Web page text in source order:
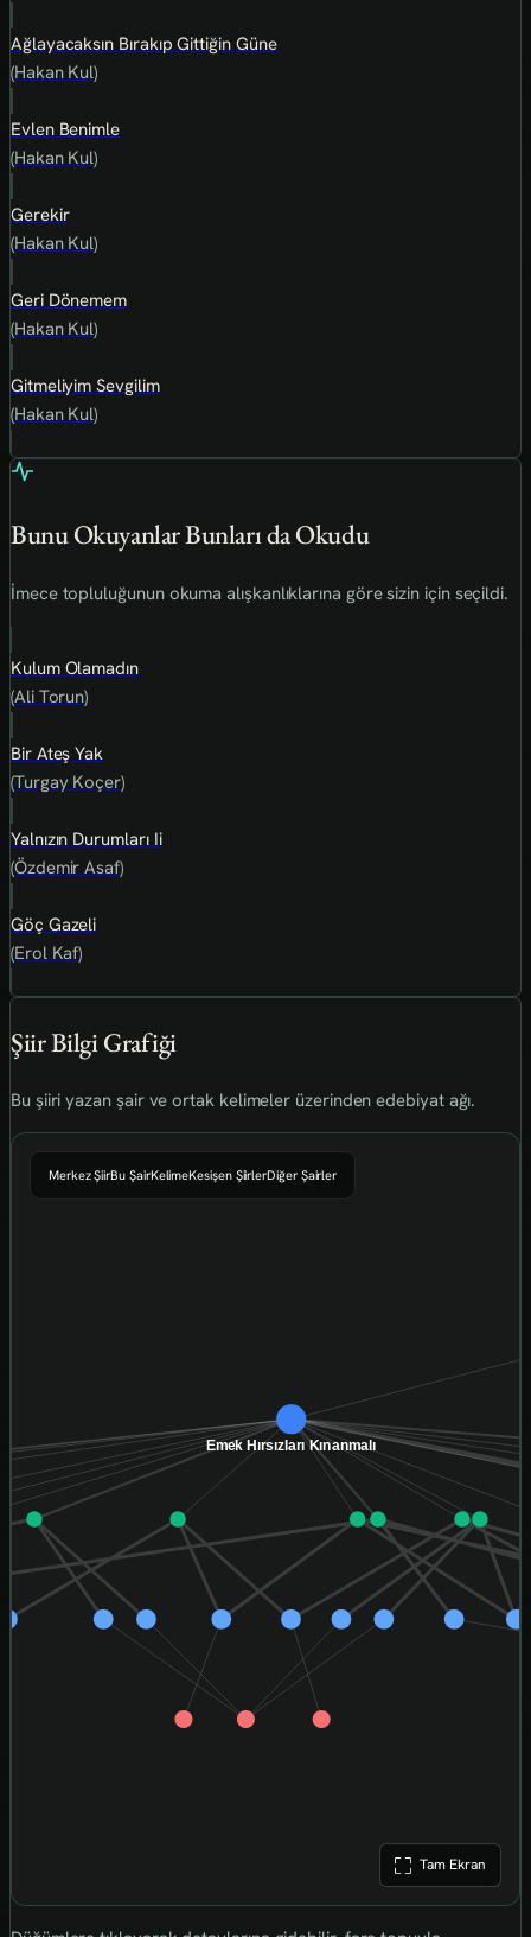
Ağlayacaksın Bırakıp Gittiğin Güne
(Hakan Kul)
Evlen Benimle
(Hakan Kul)
Gerekir
(Hakan Kul)
Geri Dönemem
(Hakan Kul)
Gitmeliyim Sevgilim
(Hakan Kul)
Bunu Okuyanlar Bunları da Okudu
İmece topluluğunun okuma alışkanlıklarına göre sizin için seçildi.
Kulum Olamadın
(Ali Torun)
Bir Ateş Yak
(Turgay Koçer)
Yalnızın Durumları Ii
(Özdemir Asaf)
Göç Gazeli
(Erol Kaf)
Şiir Bilgi Grafiği
Bu şiiri yazan şair ve ortak kelimeler üzerinden edebiyat ağı.
Tam Ekran
Merkez ŞiirBu ŞairKelimeKesişen ŞiirlerDiğer Şairler